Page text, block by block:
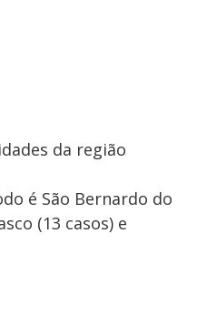
da região
é São Bernardo do
(13 casos) e